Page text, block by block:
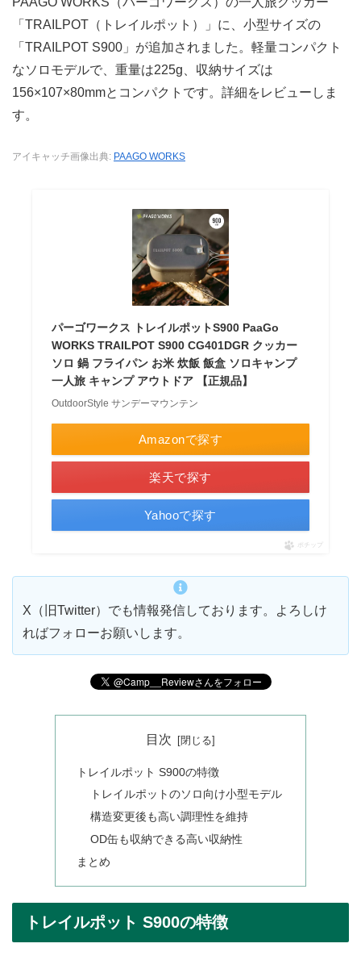
「TRAILPOT（トレイルポット）」に、小型サイズの
「TRAILPOT S900」が追加されました。軽量コンパクト
なソロモデルで、重量は225g、収納サイズは
156×107×80mmとコンパクトです。詳細をレビューしま
す。
アイキャッチ画像出典: PAAGO WORKS
パーゴワークス トレイルポットS900 PaaGo
WORKS TRAILPOT S900 CG401DGR クッカー
ソロ 鍋 フライパン お米 炊飯 飯盒 ソロキャンプ
一人旅 キャンプ アウトドア 【正規品】
OutdoorStyle サンデーマウンテン
Amazonで探す
楽天で探す
Yahooで探す
ポチップ
X（旧Twitter）でも情報発信しております。よろしけ
ればフォローお願いします。
目次
トレイルポット S900の特徴
トレイルポットのソロ向け小型モデル
構造変更後も高い調理性を維持
OD缶も収納できる高い収納性
まとめ
トレイルポット S900の特徴